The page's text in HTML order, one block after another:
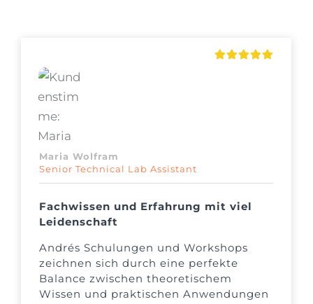
Maria Wolfram
Senior Technical Lab Assistant
Fachwissen und Erfahrung mit viel
Leidenschaft
Andrés Schulungen und Workshops
zeichnen sich durch eine perfekte
Balance zwischen theoretischem
Wissen und praktischen Anwendungen